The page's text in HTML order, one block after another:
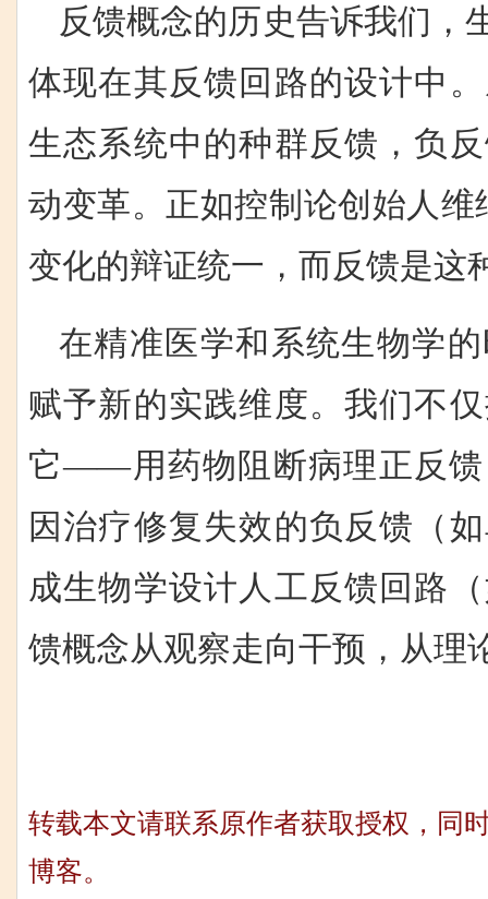
反馈概念的历史告诉我们，
体现在其反馈回路的设计中
生态系统中的种群反馈，负
动变革。正如控制论创始人
变化的辩证统一，而反馈是这
在精准医学和系统生物学
赋予新的实践维度。我们不
它——用药物阻断病理正反馈
因治疗修复失效的负反馈（
成生物学设计人工反馈回路
馈概念从观察走向干预，从理
转载本文请联系原作者获取授权，同
博客。